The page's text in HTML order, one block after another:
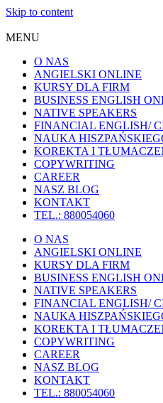
Skip to content
MENU
O NAS
ANGIELSKI ONLINE
KURSY DLA FIRM
BUSINESS ENGLISH
NATIVE SPEAKERS
FINANCIAL ENGLISH/
NAUKA
KOREKTA I
COPYWRITING
CAREER
NASZ BLOG
KONTAKT
TEL.: 880054060
O NAS
ANGIELSKI ONLINE
KURSY DLA FIRM
BUSINESS ENGLISH
NATIVE SPEAKERS
FINANCIAL ENGLISH/
NAUKA
KOREKTA I
COPYWRITING
CAREER
NASZ BLOG
KONTAKT
TEL.: 880054060